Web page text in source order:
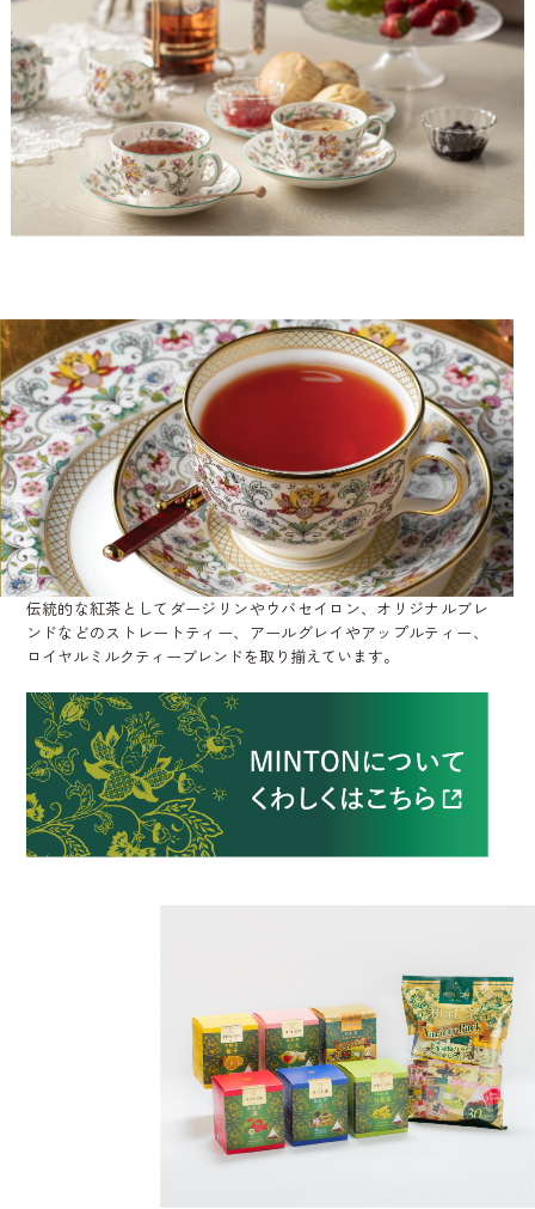
伝統的な紅茶としてダージリンやウバセイロン、オリジナルブレ
ンドなどのストレートティー、アールグレイやアップルティー、
ロイヤルミルクティーブレンドを取り揃えています。